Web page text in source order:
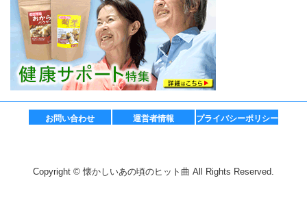
お問い合わせ 運営者情報 プライバシーポリシー
Copyright © 懐かしいあの頃のヒット曲 All Rights Reserved.